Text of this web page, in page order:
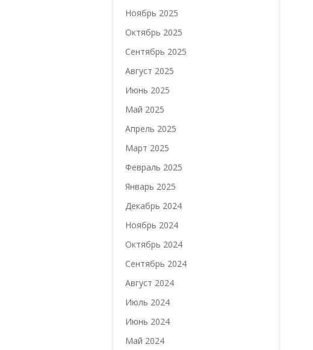
Ноябрь 2025
Октябрь 2025
Сентябрь 2025
Август 2025
Июнь 2025
Май 2025
Апрель 2025
Март 2025
Февраль 2025
Январь 2025
Декабрь 2024
Ноябрь 2024
Октябрь 2024
Сентябрь 2024
Август 2024
Июль 2024
Июнь 2024
Май 2024